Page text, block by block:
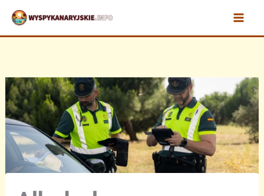
Przejdź
treści